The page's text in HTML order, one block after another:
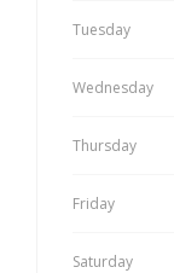
Tuesday
Wednesday
Thursday
Friday
Saturday